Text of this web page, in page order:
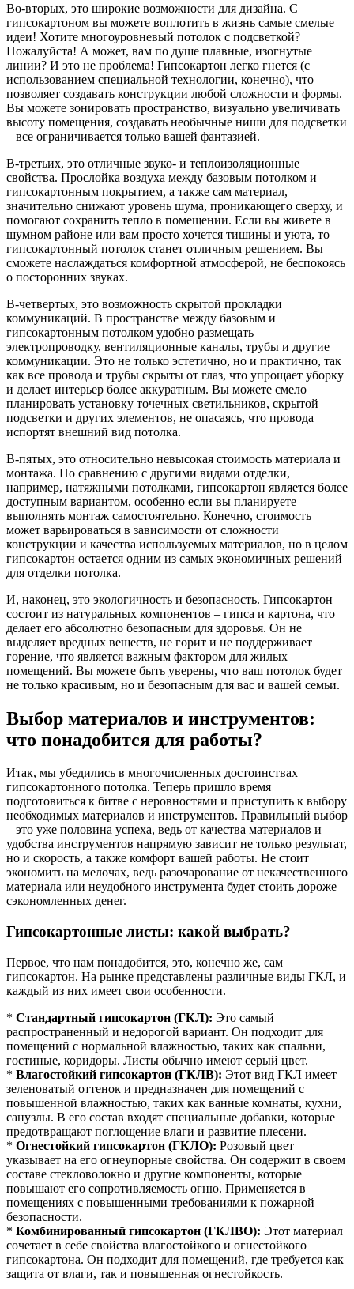
Во-вторых, это широкие возможности для дизайна. С
гипсокартоном вы можете воплотить в жизнь самые смелые
идеи! Хотите многоуровневый потолок с подсветкой?
Пожалуйста! А может, вам по душе плавные, изогнутые
линии? И это не проблема! Гипсокартон легко гнется (с
использованием специальной технологии, конечно), что
позволяет создавать конструкции любой сложности и формы.
Вы можете зонировать пространство, визуально увеличивать
высоту помещения, создавать необычные ниши для подсветки
– все ограничивается только вашей фантазией.
В-третьих, это отличные звуко- и теплоизоляционные
свойства. Прослойка воздуха между базовым потолком и
гипсокартонным покрытием, а также сам материал,
значительно снижают уровень шума, проникающего сверху, и
помогают сохранить тепло в помещении. Если вы живете в
шумном районе или вам просто хочется тишины и уюта, то
гипсокартонный потолок станет отличным решением. Вы
сможете наслаждаться комфортной атмосферой, не беспокоясь
о посторонних звуках.
В-четвертых, это возможность скрытой прокладки
коммуникаций. В пространстве между базовым и
гипсокартонным потолком удобно размещать
электропроводку, вентиляционные каналы, трубы и другие
коммуникации. Это не только эстетично, но и практично, так
как все провода и трубы скрыты от глаз, что упрощает уборку
и делает интерьер более аккуратным. Вы можете смело
планировать установку точечных светильников, скрытой
подсветки и других элементов, не опасаясь, что провода
испортят внешний вид потолка.
В-пятых, это относительно невысокая стоимость материала и
монтажа. По сравнению с другими видами отделки,
например, натяжными потолками, гипсокартон является более
доступным вариантом, особенно если вы планируете
выполнять монтаж самостоятельно. Конечно, стоимость
может варьироваться в зависимости от сложности
конструкции и качества используемых материалов, но в целом
гипсокартон остается одним из самых экономичных решений
для отделки потолка.
И, наконец, это экологичность и безопасность. Гипсокартон
состоит из натуральных компонентов – гипса и картона, что
делает его абсолютно безопасным для здоровья. Он не
выделяет вредных веществ, не горит и не поддерживает
горение, что является важным фактором для жилых
помещений. Вы можете быть уверены, что ваш потолок будет
не только красивым, но и безопасным для вас и вашей семьи.
Выбор материалов и инструментов:
что понадобится для работы?
Итак, мы убедились в многочисленных достоинствах
гипсокартонного потолка. Теперь пришло время
подготовиться к битве с неровностями и приступить к выбору
необходимых материалов и инструментов. Правильный выбор
– это уже половина успеха, ведь от качества материалов и
удобства инструментов напрямую зависит не только результат,
но и скорость, а также комфорт вашей работы. Не стоит
экономить на мелочах, ведь разочарование от некачественного
материала или неудобного инструмента будет стоить дороже
сэкономленных денег.
Гипсокартонные листы: какой выбрать?
Первое, что нам понадобится, это, конечно же, сам
гипсокартон. На рынке представлены различные виды ГКЛ, и
каждый из них имеет свои особенности.
* Стандартный гипсокартон (ГКЛ): Это самый
распространенный и недорогой вариант. Он подходит для
помещений с нормальной влажностью, таких как спальни,
гостиные, коридоры. Листы обычно имеют серый цвет.
* Влагостойкий гипсокартон (ГКЛВ): Этот вид ГКЛ имеет
зеленоватый оттенок и предназначен для помещений с
повышенной влажностью, таких как ванные комнаты, кухни,
санузлы. В его состав входят специальные добавки, которые
предотвращают поглощение влаги и развитие плесени.
* Огнестойкий гипсокартон (ГКЛО): Розовый цвет
указывает на его огнеупорные свойства. Он содержит в своем
составе стекловолокно и другие компоненты, которые
повышают его сопротивляемость огню. Применяется в
помещениях с повышенными требованиями к пожарной
безопасности.
* Комбинированный гипсокартон (ГКЛВО): Этот материал
сочетает в себе свойства влагостойкого и огнестойкого
гипсокартона. Он подходит для помещений, где требуется как
защита от влаги, так и повышенная огнестойкость.